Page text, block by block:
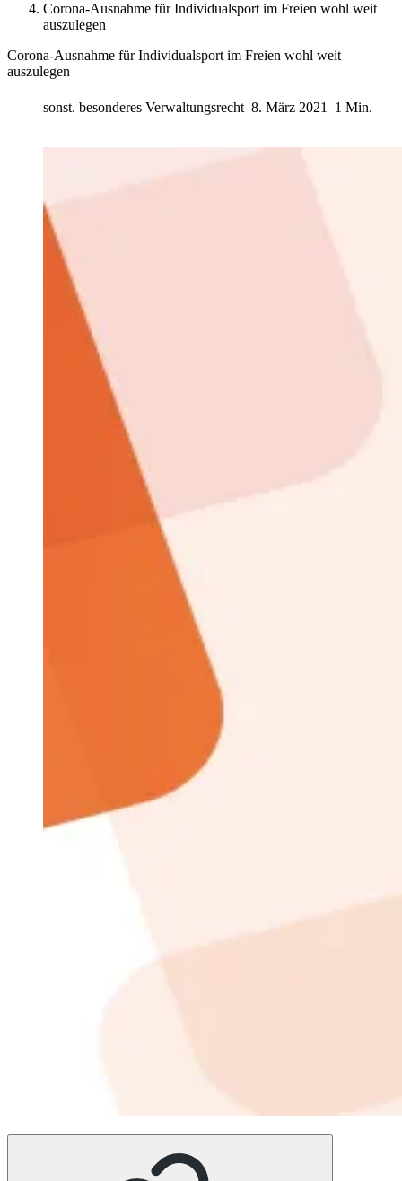
Corona-Ausnahme für Individualsport im Freien wohl weit
auszulegen
Corona-Ausnahme für Individualsport im Freien wohl weit
auszulegen
sonst. besonderes Verwaltungsrecht 8. März 2021 1 Min.